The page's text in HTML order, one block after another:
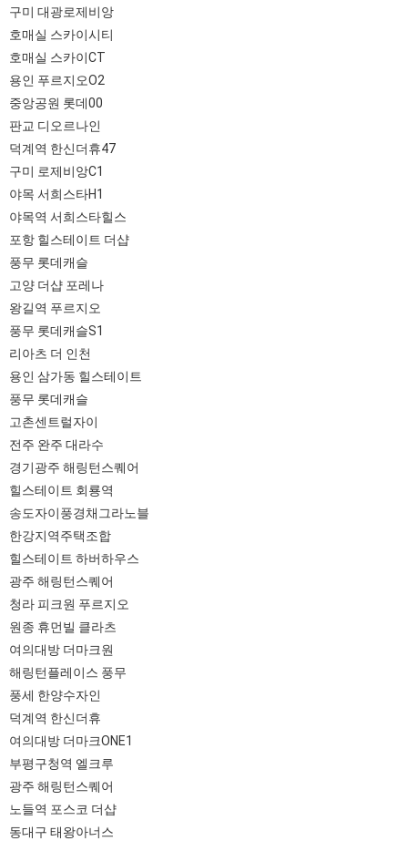
구미 대광로제비앙
호매실 스카이시티
호매실 스카이CT
용인 푸르지오O2
중앙공원 롯데00
판교 디오르나인
덕계역 한신더휴47
구미 로제비앙C1
야목 서희스타H1
야목역 서희스타힐스
포항 힐스테이트 더샵
풍무 롯데캐슬
고양 더샵 포레나
왕길역 푸르지오
풍무 롯데캐슬S1
리아츠 더 인천
용인 삼가동 힐스테이트
풍무 롯데캐슬
고촌센트럴자이
전주 완주 대라수
경기광주 해링턴스퀘어
힐스테이트 회룡역
송도자이풍경채그라노블
한강지역주택조합
힐스테이트 하버하우스
광주 해링턴스퀘어
청라 피크원 푸르지오
원종 휴먼빌 클라츠
여의대방 더마크원
해링턴플레이스 풍무
풍세 한양수자인
덕계역 한신더휴
여의대방 더마크ONE1
부평구청역 엘크루
광주 해링턴스퀘어
노들역 포스코 더샵
동대구 태왕아너스